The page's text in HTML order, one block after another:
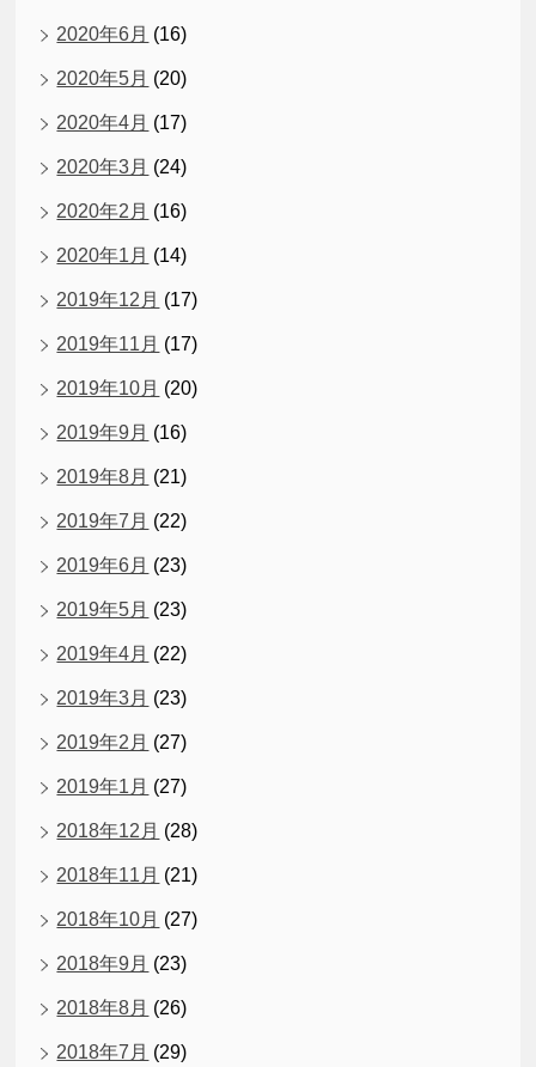
2020年6月 (16)
2020年5月 (20)
2020年4月 (17)
2020年3月 (24)
2020年2月 (16)
2020年1月 (14)
2019年12月 (17)
2019年11月 (17)
2019年10月 (20)
2019年9月 (16)
2019年8月 (21)
2019年7月 (22)
2019年6月 (23)
2019年5月 (23)
2019年4月 (22)
2019年3月 (23)
2019年2月 (27)
2019年1月 (27)
2018年12月 (28)
2018年11月 (21)
2018年10月 (27)
2018年9月 (23)
2018年8月 (26)
2018年7月 (29)